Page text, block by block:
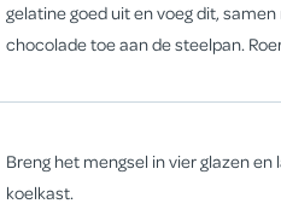
WAFELS
gelatine goed uit en voeg dit,
chocolade toe aan de steelpan.
Breng het mengsel in vier glazen en
koelkast.